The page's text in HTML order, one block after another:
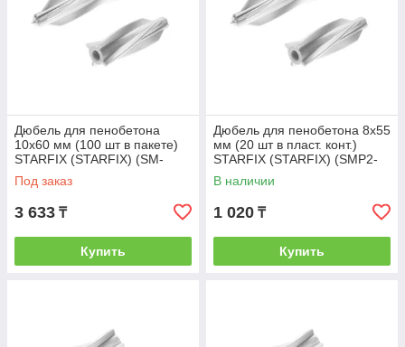
Дюбель для пенобетона
10х60 мм (100 шт в пакете)
STARFIX (STARFIX) (SM-
97356-100)
Под заказ
3 633 ₸
Купить
Дюбель для пенобетона 8х55
мм (20 шт в пласт. конт.)
STARFIX (STARFIX) (SMP2-
95351-20)
В наличии
1 020 ₸
Купить